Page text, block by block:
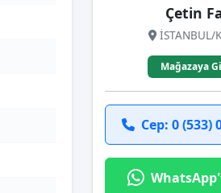
Çetin
İSTANBUL/
Mağazaya
Cep: 0